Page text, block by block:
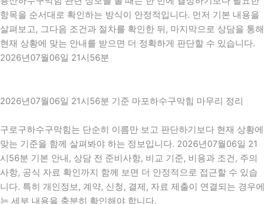
항목을 순서대로 확인하는 방식이 안정적입니다. 먼저 기본 내용을
살펴보고, 그다음 조건과 절차를 확인한 뒤, 마지막으로 상담을 통해
현재 상황에 맞는 안내를 받으면 더 정확하게 판단할 수 있습니다.
2026년07월06일 21시56분
2026년07월06일 21시56분 기준 마포하수구막힘 마무리 정리
구로구하수구막힘는 단순히 이름만 보고 판단하기보다 현재 상황에
맞는 기준을 함께 살펴봐야 하는 정보입니다. 2026년07월06일 21
시56분 기본 안내, 상담 전 준비사항, 비교 기준, 비용과 조건, 주의
사항, 공식 자료 확인까지 함께 보면 더 안정적으로 접근할 수 있습
니다. 특히 개인정보, 계약, 신청, 결제, 자료 제출이 연결되는 경우에
는 세부 내용을 충분히 확인해야 합니다.